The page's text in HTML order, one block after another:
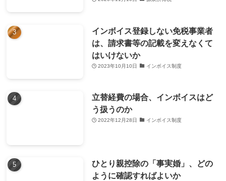
インボイス登録しない免税事業者
は、請求書等の記載を変えなくて
はいけないか
2023年10月10日 インボイス制度
立替経費の場合、インボイスはど
う扱うのか
2022年12月28日 インボイス制度
ひとり親控除の「事実婚」、どの
ように確認すればよいか